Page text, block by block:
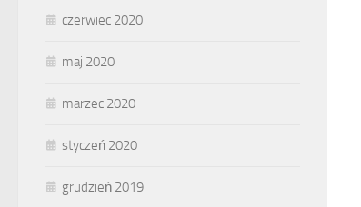
czerwiec 2020
maj 2020
marzec 2020
styczeń 2020
grudzień 2019